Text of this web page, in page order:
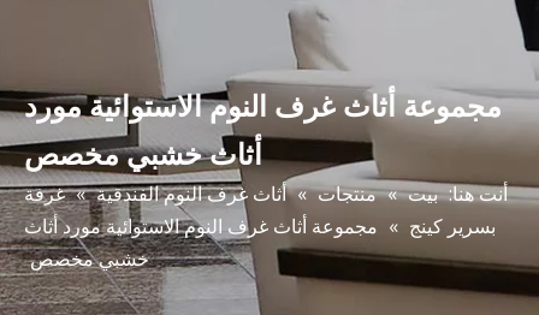
مجموعة أثاث غرف النوم الاستوائية مورد
أثاث خشبي مخصص
أنت هنا: بيت » منتجات » أثاث غرف النوم الفندقية » غرفة
بسرير كينج » مجموعة أثاث غرف النوم الاستوائية مورد أثاث
خشبي مخصص